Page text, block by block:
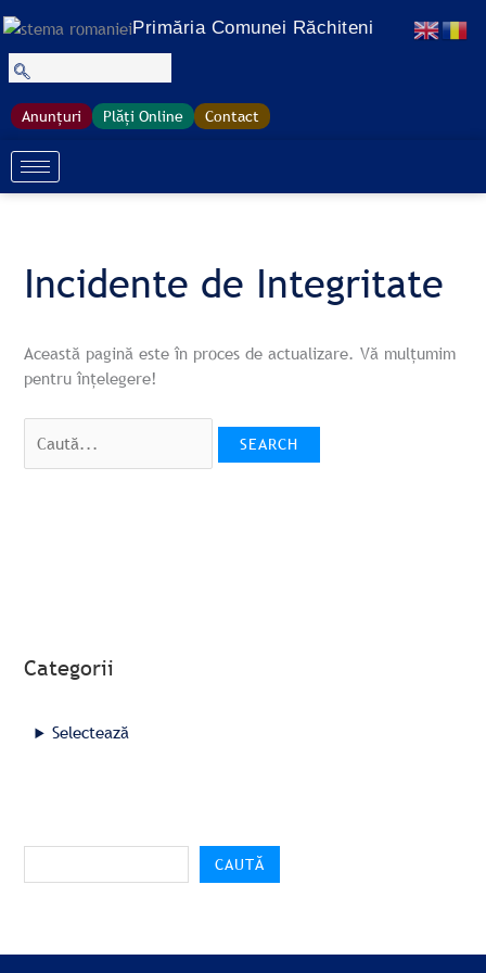
Treci
la
conținut
Primăria Comunei Răchiteni
Anunțuri Plăți Online Contact
Incidente de Integritate
Această pagină este în proces de actualizare. Vă mulțumim
pentru înțelegere!
for:
Categorii
Selectează
a
r
c
h
CAUTĂ